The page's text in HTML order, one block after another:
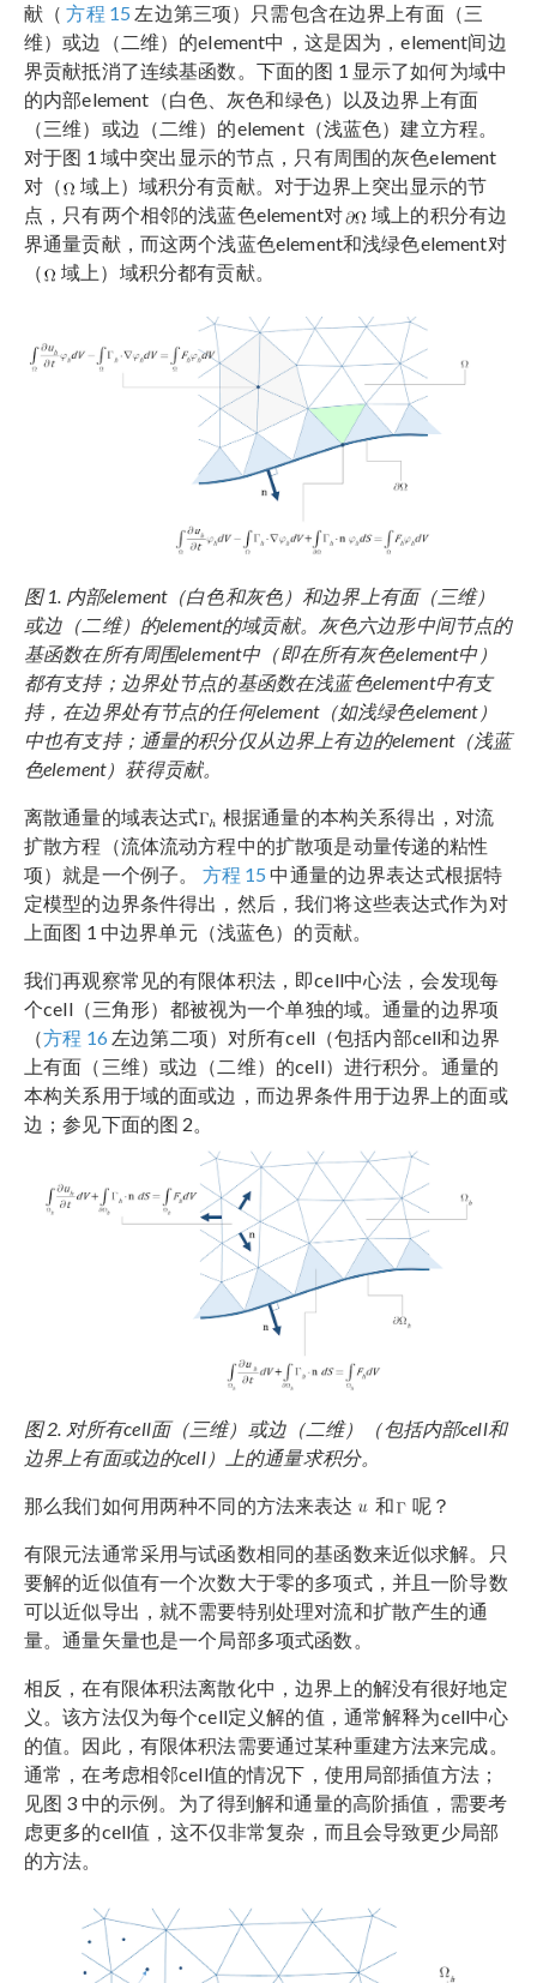
献（ 方程 15 左边第三项）只需包含在边界上有面（三
维）或边（二维）的element中，这是因为，element间边
界贡献抵消了连续基函数。下面的图 1 显示了如何为域中
的内部element（白色、灰色和绿色）以及边界上有面
（三维）或边（二维）的element（浅蓝色）建立方程。
对于图 1 域中突出显示的节点，只有周围的灰色element
对（
域上）域积分有贡献。对于边界上突出显示的节
点，只有两个相邻的浅蓝色element对
域上的积分有边
界通量贡献，而这两个浅蓝色element和浅绿色element对
（
域上）域积分都有贡献。
图 1. 内部element（白色和灰色）和边界上有面（三维）
或边（二维）的element的域贡献。灰色六边形中间节点的
基函数在所有周围element中（即在所有灰色element中）
都有支持；边界处节点的基函数在浅蓝色element中有支
持，在边界处有节点的任何element（如浅绿色element）
中也有支持；通量的积分仅从边界上有边的element（浅蓝
色element）获得贡献。
离散通量的域表达式
根据通量的本构关系得出，对流
扩散方程（流体流动方程中的扩散项是动量传递的粘性
项）就是一个例子。
方程 15 中通量的边界表达式根据特
定模型的边界条件得出，然后，我们将这些表达式作为对
上面图 1 中边界单元（浅蓝色）的贡献。
我们再观察常见的有限体积法，即cell中心法，会发现每
个cell（三角形）都被视为一个单独的域。通量的边界项
（方程 16 左边第二项）对所有cell（包括内部cell和边界
上有面（三维）或边（二维）的cell）进行积分。通量的
本构关系用于域的面或边，而边界条件用于边界上的面或
边；参见下面的图 2。
图 2. 对所有cell面（三维）或边（二维）（包括内部cell和
边界上有面或边的cell）上的通量求积分。
那么我们如何用两种不同的方法来表达 和 呢？
有限元法通常采用与试函数相同的基函数来近似求解。只
要解的近似值有一个次数大于零的多项式，并且一阶导数
可以近似导出，就不需要特别处理对流和扩散产生的通
量。通量矢量也是一个局部多项式函数。
相反，在有限体积法离散化中，边界上的解没有很好地定
义。该方法仅为每个cell定义解的值，通常解释为cell中心
的值。因此，有限体积法需要通过某种重建方法来完成。
通常，在考虑相邻cell值的情况下，使用局部插值方法；
见图 3 中的示例。为了得到解和通量的高阶插值，需要考
虑更多的cell值，这不仅非常复杂，而且会导致更少局部
的方法。